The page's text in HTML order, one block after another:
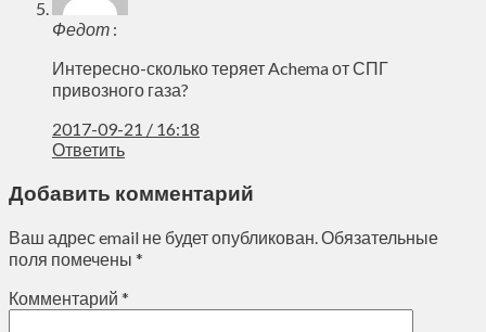
Федот :
Интересно-сколько теряет Achema от СПГ
привозного газа?
2017-09-21 / 16:18
Ответить
Добавить комментарий
Ваш адрес email не будет опубликован. Обязательные
поля помечены *
Комментарий *